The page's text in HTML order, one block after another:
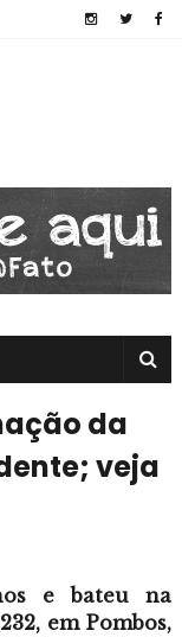
da
veja
e bateu na
em Pombos,